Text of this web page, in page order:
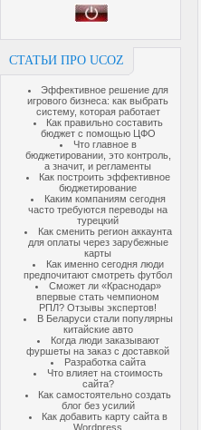
СТАТЬИ ПРО UCOZ
Эффективное решение для
игрового бизнеса: как выбрать
систему, которая работает
Как правильно составить
бюджет с помощью ЦФО
Что главное в
бюджетировании, это контроль,
а значит, и регламенты
Как построить эффективное
бюджетирование
Каким компаниям сегодня
часто требуются переводы на
турецкий
Как сменить регион аккаунта
для оплаты через зарубежные
карты
Как именно сегодня люди
предпочитают смотреть футбол
Сможет ли «Краснодар»
впервые стать чемпионом
РПЛ? Отзывы экспертов!
В Беларуси стали популярны
китайские авто
Когда люди заказывают
фуршеты на заказ с доставкой
Разработка сайта
Что влияет на стоимость
сайта?
Как самостоятельно создать
блог без усилий
Как добавить карту сайта в
Wordpress